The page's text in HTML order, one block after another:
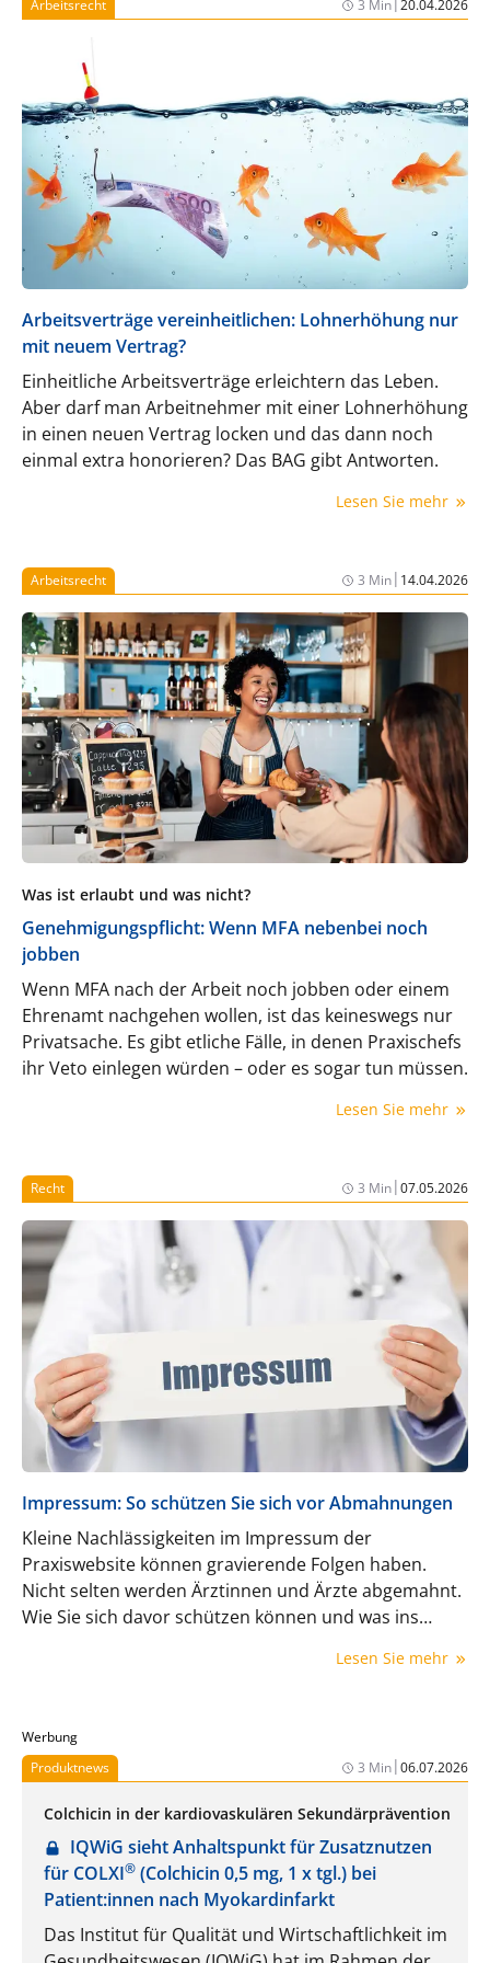
Arbeitsrecht 3 Min 20.04.2026
Arbeitsverträge vereinheitlichen: Lohnerhöhung nur
mit neuem Vertrag?
Einheitliche Arbeitsverträge erleichtern das Leben.
Aber darf man Arbeitnehmer mit einer Lohnerhöhung
in einen neuen Vertrag locken und das dann noch
einmal extra honorieren? Das BAG gibt Antworten.
Lesen Sie mehr
Arbeitsrecht 3 Min| 14.04.2026
Was ist erlaubt und was nicht?
Genehmigungspflicht: Wenn MFA nebenbei noch
jobben
Wenn MFA nach der Arbeit noch jobben oder einem
Ehrenamt nachgehen wollen, ist das keineswegs nur
Privatsache. Es gibt etliche Fälle, in denen Praxischefs
ihr Veto einlegen würden – oder es sogar tun müssen.
Lesen Sie mehr
Recht 3 Min|07.05.2026
Impressum: So schützen Sie sich vor Abmahnungen
Kleine Nachlässigkeiten im Impressum der
Praxiswebsite können gravierende Folgen haben.
Nicht selten werden Ärztinnen und Ärzte abgemahnt.
Wie Sie sich davor schützen können und was ins
Lesen Sie mehr
Werbung
Produktnews
3 Min|06.07.2026
Colchicin in der kardiovaskulären Sekundärprävention
IQWiG sieht Anhaltspunkt für Zusatznutzen
für COLXI® (Colchicin 0,5 mg, 1 x tgl.) bei
Patient:innen nach Myokardinfarkt
Das Institut für Qualität und Wirtschaftlichkeit im